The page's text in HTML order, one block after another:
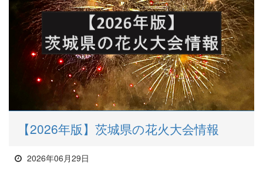
【2026年版】茨城県の花火大会情報
2026年06月29日